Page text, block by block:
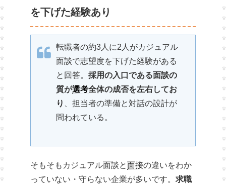
を下げた経験あり
転職者の約3人に2人がカジュアル
面談で志望度を下げた経験がある
と回答。 採用の入口である面談の
質が選考全体の成否を左右してお
り
、担当者の準備と対話の設計が
問われている。
そもそもカジュアル面談と面接の違いをわか
っていない・守らない企業が多いです。 求職